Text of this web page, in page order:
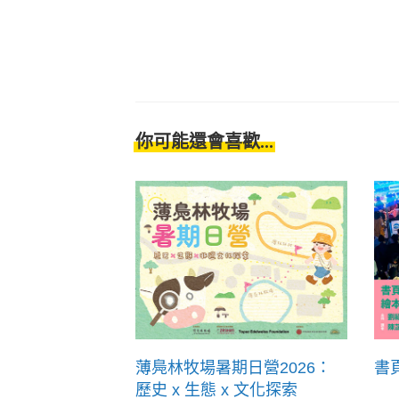
你可能還會喜歡...
薄鳧林牧場暑期日營2026：
歷史 x 生態 x 文化探索
書